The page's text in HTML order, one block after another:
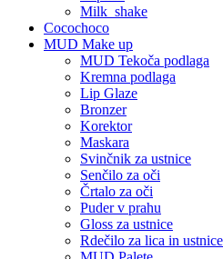
Milk_shake
Cocochoco
MUD Make up
MUD Tekoča podlaga
Kremna podlaga
Lip Glaze
Bronzer
Korektor
Maskara
Svinčnik za ustnice
Senčilo za oči
Črtalo za oči
Puder v prahu
Gloss za ustnice
Rdečilo za lica in ustnice